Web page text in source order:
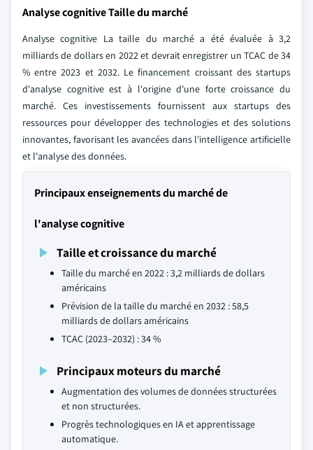
Analyse cognitive Taille du marché
Analyse cognitive La taille du marché a été évaluée à 3,2
milliards de dollars en 2022 et devrait enregistrer un TCAC de 34
% entre 2023 et 2032. Le financement croissant des startups
d'analyse cognitive est à l'origine d'une forte croissance du
marché. Ces investissements fournissent aux startups des
ressources pour développer des technologies et des solutions
innovantes, favorisant les avancées dans l'intelligence artificielle
et l'analyse des données.
Principaux enseignements du marché de
l'analyse cognitive
Taille et croissance du marché
Taille du marché en 2022 : 3,2 milliards de dollars
américains
Prévision de la taille du marché en 2032 : 58,5
milliards de dollars américains
TCAC (2023–2032) : 34 %
Principaux moteurs du marché
Augmentation des volumes de données structurées
et non structurées.
Progrès technologiques en IA et apprentissage
automatique.